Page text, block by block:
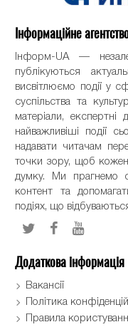
Інформаційне
Інформ-UA —
публікуються
висвітлюємо події у
суспільства та
матеріали,
найважливіші події
надавати читачам
точки зору, щоб
думку. Ми прагнемо
контент та
подіях, що відбуваються
Додаткова інформація
Вакансії
Політика
Правила